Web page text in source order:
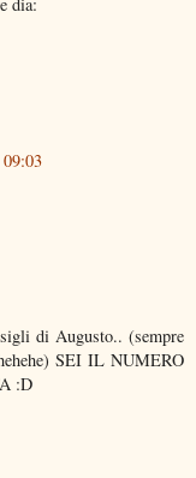
di Augusto.. (sempre
SEI IL NUMERO
:D